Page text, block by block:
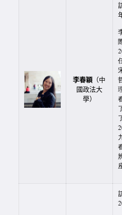
李春穎 （中
國政法大
學）